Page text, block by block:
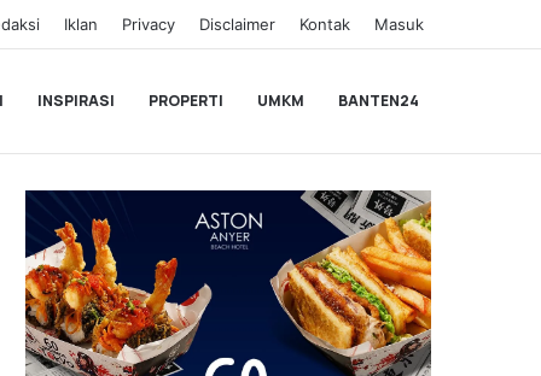
Iklan Privacy Disclaimer Kontak Masuk
INSPIRASI PROPERTI UMKM BANTEN24